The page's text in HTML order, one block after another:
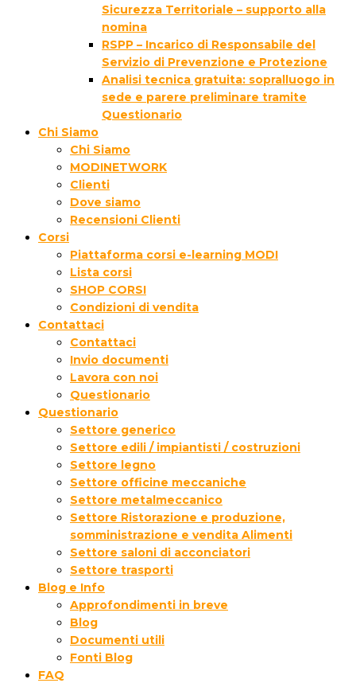
Sicurezza Territoriale – supporto alla
nomina
RSPP – Incarico di Responsabile del
Servizio di Prevenzione e Protezione
Analisi tecnica gratuita: sopralluogo in
sede e parere preliminare tramite
Questionario
Chi Siamo
Chi Siamo
MODINETWORK
Clienti
Dove siamo
Recensioni Clienti
Corsi
Piattaforma corsi e-learning MODI
Lista corsi
SHOP CORSI
Condizioni di vendita
Contattaci
Contattaci
Invio documenti
Lavora con noi
Questionario
Questionario
Settore generico
Settore edili / impiantisti / costruzioni
Settore legno
Settore officine meccaniche
Settore metalmeccanico
Settore Ristorazione e produzione,
somministrazione e vendita Alimenti
Settore saloni di acconciatori
Settore trasporti
Blog e Info
Approfondimenti in breve
Blog
Documenti utili
Fonti Blog
FAQ